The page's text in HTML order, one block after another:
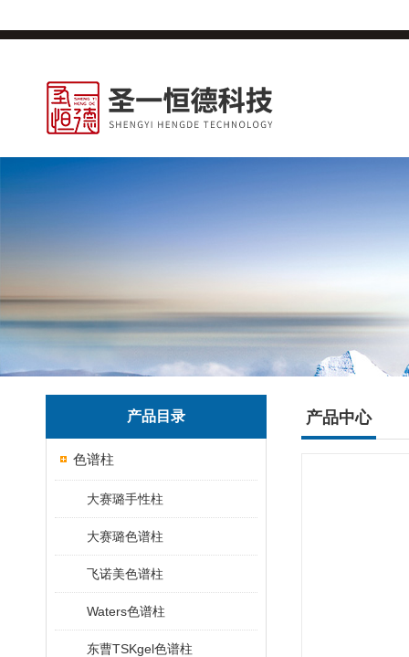
产品目录
色谱柱
大赛璐手性柱
大赛璐色谱柱
飞诺美色谱柱
Waters色谱柱
东曹TSKgel色谱柱
产品中心